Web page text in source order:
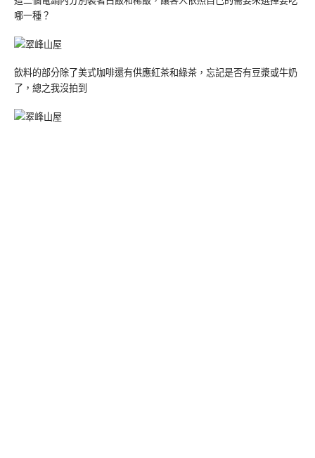
哪一種？
飲料的部分除了美式咖啡還有供應紅茶和綠茶，忘記是否有豆漿或牛奶
了，總之我沒拍到